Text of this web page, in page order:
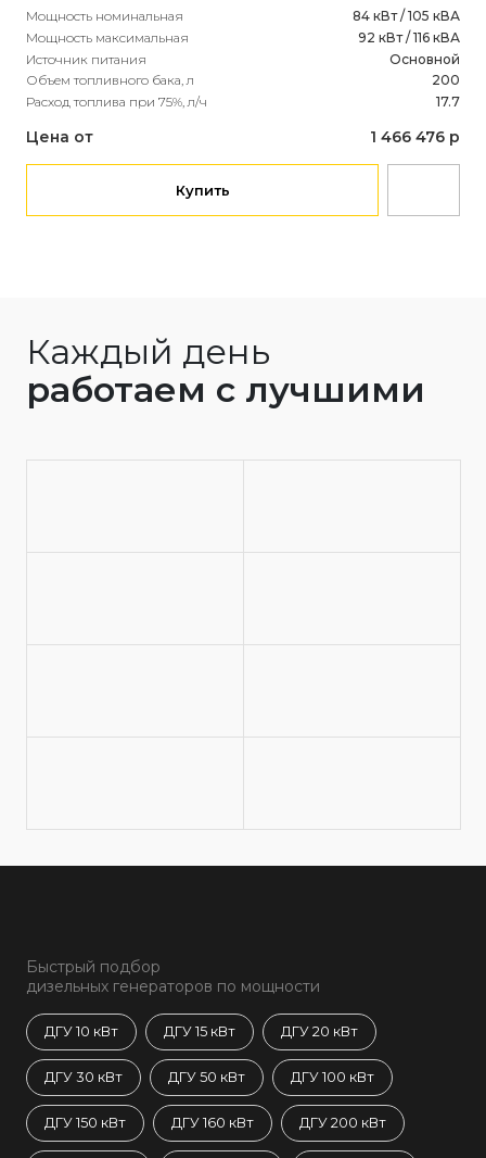
Мощность номинальная
84 кВт / 105 кВА
Мощность максимальная
92 кВт / 116 кВА
Источник питания
Основной
Объем топливного бака, л
200
Расход топлива при 75%, л/ч
17.7
Цена от 1 466 476 р
Купить
Каждый день
работаем с лучшими
Быстрый подбор
дизельных генераторов по мощности
ДГУ 10 кВт ДГУ 15 кВт ДГУ 20 кВт
ДГУ 30 кВт ДГУ 50 кВт ДГУ 100 кВт
ДГУ 150 кВт ДГУ 160 кВт ДГУ 200 кВт